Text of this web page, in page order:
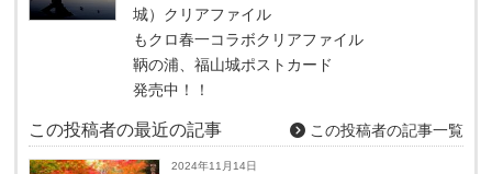
城）クリアファイル
もクロ春一コラボクリアファイル
鞆の浦、福山城ポストカード
発売中！！
この投稿者の最近の記事 この投稿者の記事一覧
2024年11月14日